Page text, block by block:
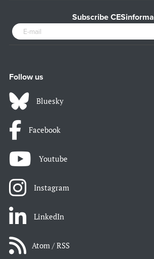
Subscribe CESinforma
Follow us
Bluesky
Facebook
Youtube
Instagram
LinkedIn
Atom / RSS